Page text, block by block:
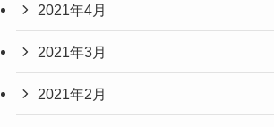
2021年4月
2021年3月
2021年2月